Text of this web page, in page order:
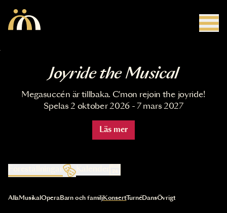
Joyride the Musical
Megasuccén är tillbaka. C'mon rejoin the joyride!
Spelas 2 oktober 2026 - 7 mars 2027
Läs mer
Kalender
Val av kategori uppdaterar innehållet automatiskt
AllaMusikal OperaBarn och familjKonsertTurnéDansÖvrigt